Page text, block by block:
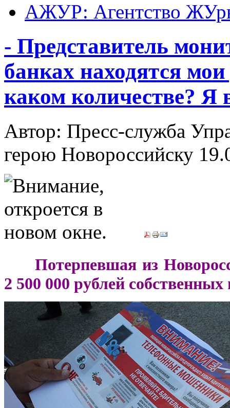
АЖУР: Агентство
- Представитель
банках находятся
каком количестве? Я
Автор: Пресс-служба
герою Новороссийску
Потерпевшая из
2 500 000 рублей